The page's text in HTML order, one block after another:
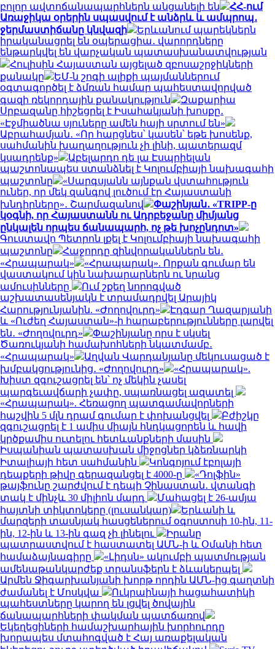
բոլոր ավտոճանապարհներն անցանելի են
ՀՀ-ում
Առաջիկա օրերին սպասվում է անձրև և ամպրոպ․
ջերմաստիճանը կնվազի
Երևանում պարեկներն
իրականացրել են օպերացիա․ վարորդները
ենթարկվել են վարչական պատասխանատվության
Հուլիսին Հայաստան այցելած զբոսաշրջիկների
քանակը
ԵՄ-ն շոգի ալիքի պայմաններում
օգտագործել է ձմռան համար պահեստավորված
գազի ռեկորդային քանակություն
Զաքարիա
Սրբազանը հիշեցրել է Իսահակյանի խոսքը․
«Էջմիածնա սյուները ամեն հայի սրտում են»
Աբրահամյան․ «Որ հարցնես՝ կասեն՝ եթե խոսենք,
սահմանին խաղաղություն չի լինի, պատերազմ
կսադրենք»
Աբելարդո դե լա Էսպրիելան
պաշտոնապես ստանձնել է Կոլումբիայի նախագահի
պաշտոնը
«Սարգսյանն այնքան վստահություն
ուներ, որ մեկ զանգով լուծում էր Հայաստանի
խնդիրները»․ Շարմազանով
Փաշինյան․ «TRIPP-ը
կօգնի, որ Հայաստանն ու Ադրբեջանը միմյանց
ընկալեն որպես ճանապարհ, ոչ թե խոչընդոտ»
Գուստավո Պետրոն լքել է Կոլումբիայի նախագահի
պաշտոնը
Հաջորդը զինվորականներն են․
«Հրապարակ»
«Հրապարակ». Որքան գումար են
վաստակում կին նախարարներն ու նրանց
ամուսինները
Ում շքեղ նորոգված
աշխատասենյակն է տրամադրվել Արայիկ
Հարությունյանին. «Ժողովուրդ»
Էդգար Ղազարյանի
և «Ուժեղ Հայաստան»-ի հարաբերությունները լարվել
են․ «Ժողովուրդ»
Փաշինյանը որս է սկսել
Ծառուկյանի համախոհների նկատմամբ․
«Հրապարակ»
Աղվան Վարդանյանը մեկուսացած է
խմբակցությունից․ «Ժողովուրդ»
«Հրապարակ».
Խիստ զգուշացրել են՝ ոչ մեկին չասել
պարգեւավճարի չափը, սպառնացել ազատել
«Հրապարակ». Հեռացող պատգամավորների
հաշվին 5 մլն դրամ գումար է փոխանցվել
Բժիշկը
զգուշացրել է 1 ամիս միայն հնդկացորեն և հավի
կրծքամիս ուտելու հետևանքների մասին
Իսպանիան պատասխան միջոցներ կձեռնարկի
Իտալիայի հետ սահմանին
Կոնգոյում էբոլայի
դեպքերի թիվը գերազանցել է 4000-ը
«Դոլֆին»
թայֆունը շարժվում է դեպի Չինաստան․ վտանգի
տակ է մինչև 30 միլիոն մարդ
Մահացել է 26-ամյա
հայտնի տիկտոկերը (լուսանկար)
Երևանի և
մարզերի տասնյակ հասցեներում օգոստոսի 10-ին, 11-
ին, 12-ին և 13-ին գազ չի լինելու
Իրանը
պատրաստվում է հաստատել ԱՄՆ-ի և Օմանի հետ
համաձայնագիրը
«Լիդսն» ակումբի պատմության
ամենաթանկարժեք տրանսֆերն է ձևակերպել
Արմեն Ջիգարխանյանի խորթ որդին ԱՄՆ-ից գաղտնի
ժամանել է Մոսկվա
Ուկրաինայի հացահատիկի
պահեստները կարող են լցվել ծովային
ճանապարհների փակման պատճառով
Եկեղեցիների համաշխարհային խորհուրդը
խորապես մտահոգված է Հայ առաքելական